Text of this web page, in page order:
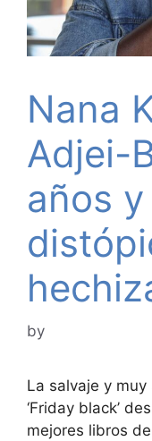
Nana
Adjei-
años
by
La salvaje y
‘Friday black’
mejores libros